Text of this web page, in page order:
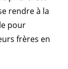
rendre à la
pour
frères en